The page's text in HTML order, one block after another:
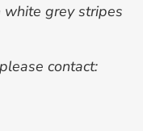
grey stripes
contact: